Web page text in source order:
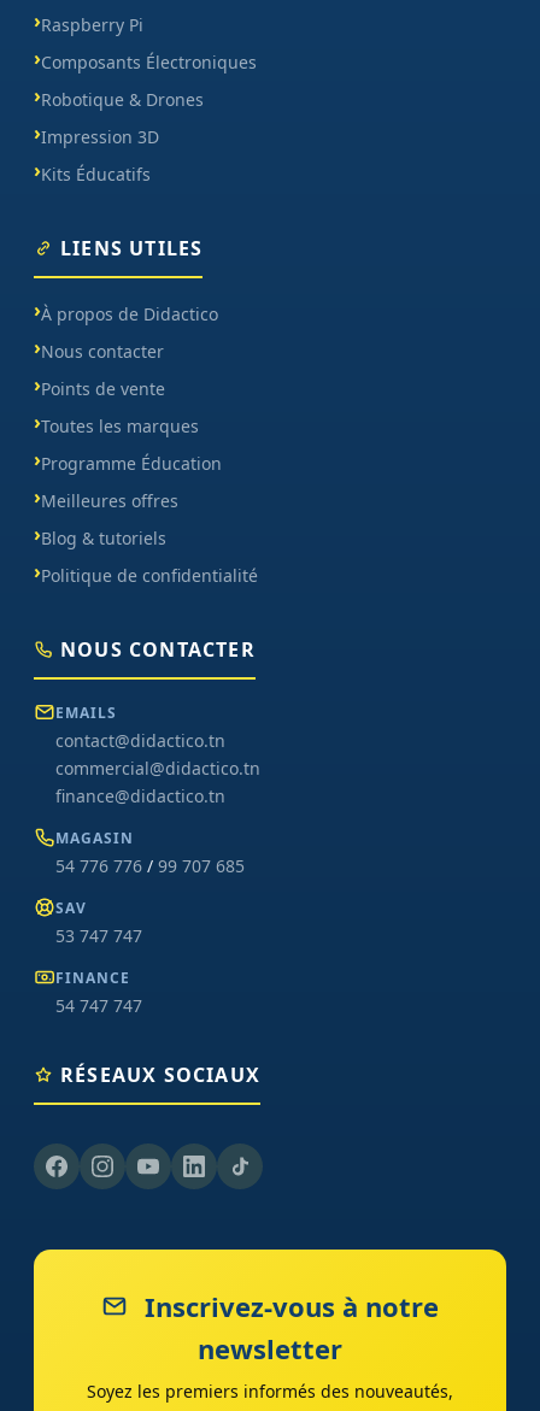
Raspberry Pi
Composants Électroniques
Robotique & Drones
Impression 3D
Kits Éducatifs
LIENS UTILES
À propos de Didactico
Nous contacter
Points de vente
Toutes les marques
Programme Éducation
Meilleures offres
Blog & tutoriels
Politique de confidentialité
NOUS CONTACTER
EMAILS
contact@didactico.tn
commercial@didactico.tn
finance@didactico.tn
MAGASIN
54 776 776 / 99 707 685
SAV
53 747 747
FINANCE
54 747 747
RÉSEAUX SOCIAUX
Inscrivez-vous à notre
newsletter
Soyez les premiers informés des nouveautés,